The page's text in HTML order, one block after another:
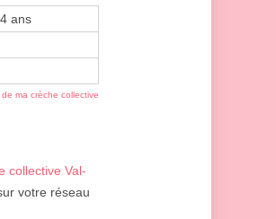
ans
ma crèche collective
collective Val-
votre réseau